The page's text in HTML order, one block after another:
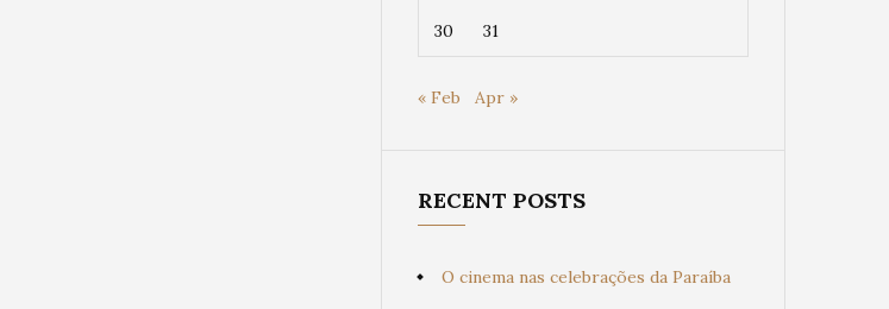
30 31
« Feb Apr »
RECENT POSTS
O cinema nas celebrações da Paraíba